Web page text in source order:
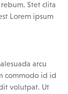
Stet clita
Lorem ipsum
arcu
commodo id id
volutpat. Ut